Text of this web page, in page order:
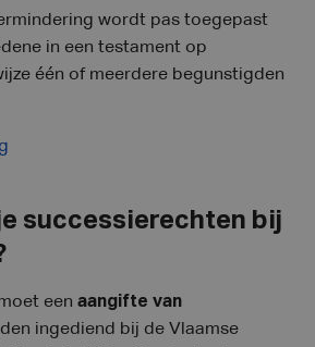
wordt pas toegepast
in een testament op
één of meerdere begunstigden
successierechten bij
een aangifte van
ingediend bij de Vlaamse